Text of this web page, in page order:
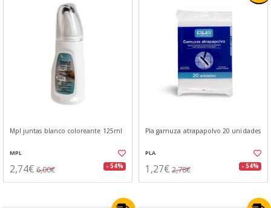
Mpl juntas blanco coloreante 125ml
MPL
2,74€ 6,00€ - 54%
Pla gamuza atrapapolvo 20 unidades
PLA
1,27€ 2,78€ - 54%